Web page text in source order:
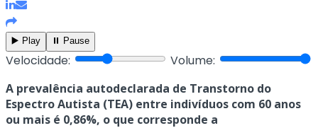
▶️ Play ⏸️ Pause
Velocidade: Volume:
A prevalência autodeclarada de Transtorno do
Espectro Autista (TEA) entre indivíduos com 60 anos
ou mais é 0,86%, o que corresponde a